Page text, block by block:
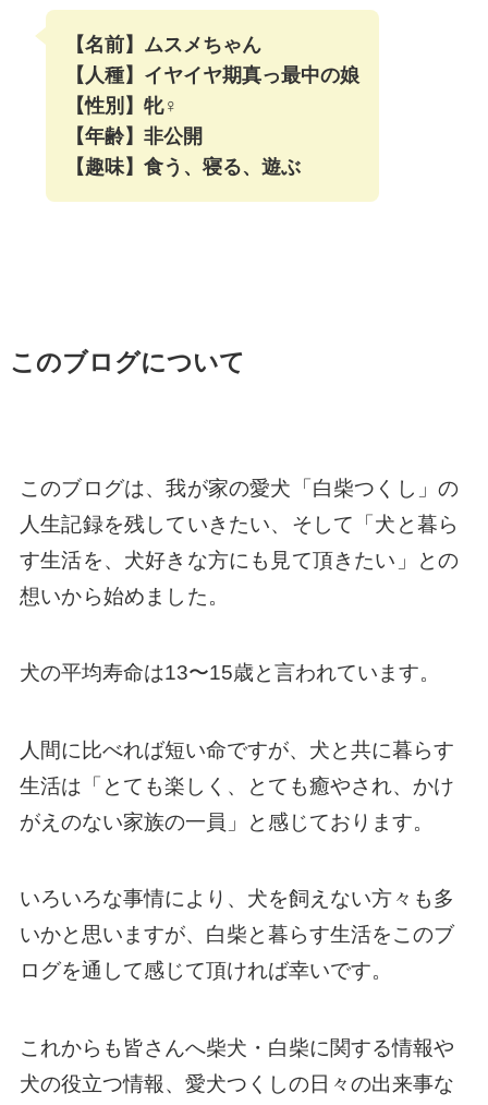
【名前】ムスメちゃん
【人種】イヤイヤ期真っ最中の娘
【性別】牝♀
【年齢】非公開
【趣味】食う、寝る、遊ぶ
このブログについて
このブログは、我が家の愛犬「白柴つくし」の
人生記録を残していきたい、そして「犬と暮ら
す生活を、犬好きな方にも見て頂きたい」との
想いから始めました。
犬の平均寿命は13〜15歳と言われています。
人間に比べれば短い命ですが、犬と共に暮らす
生活は「とても楽しく、とても癒やされ、かけ
がえのない家族の一員」と感じております。
いろいろな事情により、犬を飼えない方々も多
いかと思いますが、白柴と暮らす生活をこのブ
ログを通して感じて頂ければ幸いです。
これからも皆さんへ柴犬・白柴に関する情報や
犬の役立つ情報、愛犬つくしの日々の出来事な